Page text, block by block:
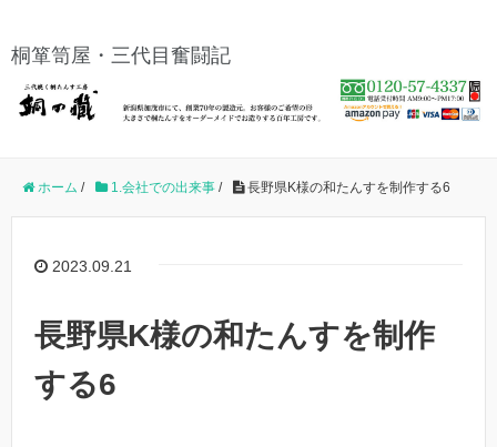
桐箪笥屋・三代目奮闘記
ホーム / 1.会社での出来事 / 長野県K様の和たんすを制作する6
2023.09.21
長野県K様の和たんすを制作
する6